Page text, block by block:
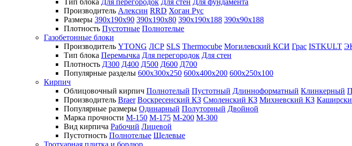
Тип блока Для перегородок Для стен Для фундамента
Производитель Алексин RRD Хоган Рус
Размеры 390х190х90 390х190х80 390х190х188 390х90х188
Плотность Пустотные Полнотелые
Газобетонные блоки
Производитель YTONG ЛСР SLS Thermocube Могилевский КСИ Грас ISTKULT
Тип блока Перемычка Для перегородок Для стен
Плотность Д300 Д400 Д500 Д600 Д700
Популярные разделы 600х300х250 600х400х200 600х250х100
Кирпич
Облицовочный кирпич Полнотелый Пустотный Длинноформатный Клинкерный
Производитель Braer Воскресенский КЗ Смоленский КЗ Михневский КЗ
Популярные размеры Одинарный Полуторный Двойной
Марка прочности М-150 М-175 М-200 М-300
Вид кирпича Рабочий Лицевой
Пустотность Полнотелые Щелевые
Тротуарная плитка и бордюр